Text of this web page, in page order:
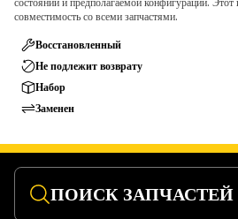
совместимость со всеми запчастями.
Восстановленный
Не подлежит возврату
Набор
Заменен
ПОИСК ЗАПЧАСТЕЙ